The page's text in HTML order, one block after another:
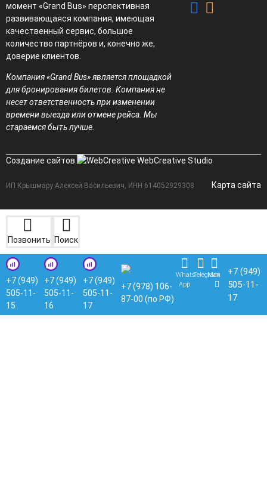
момент «Grand Bus» перспективная
развивающаяся компания, имеющая
качественный сервис, большое
количество партнёров и, конечно же,
доверие клиентов.
Компания «Grand Bus» является площадкой
для бронирования билетов. Компания не
несет ответственность при изменении
времени выезда или отмене рейса. Мы
стараемся быть лучше.
Создание сайтов WebCreative Studio
ИП Крышмару Алексей Васильевич, ИНН 614052929308 Карта сайта
Позвонить Поиск
+7 (949)
505-11-
15
+7 (949)
505-11-
16
+7 (949)
505-11-
17
+7 (978) 106-
87-00 (по РФ)
Whats
App
Telegram
Max
+7 (949)
505-11-
17